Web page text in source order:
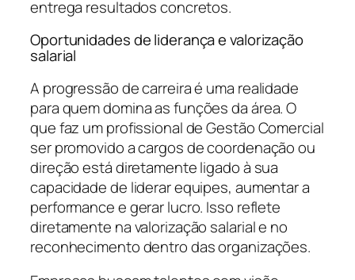
entrega resultados concretos.
Oportunidades de liderança e valorização
salarial
A progressão de carreira é uma realidade
para quem domina as funções da área. O
que faz um profissional de Gestão Comercial
ser promovido a cargos de coordenação ou
direção está diretamente ligado à sua
capacidade de liderar equipes, aumentar a
performance e gerar lucro. Isso reflete
diretamente na valorização salarial e no
reconhecimento dentro das organizações.